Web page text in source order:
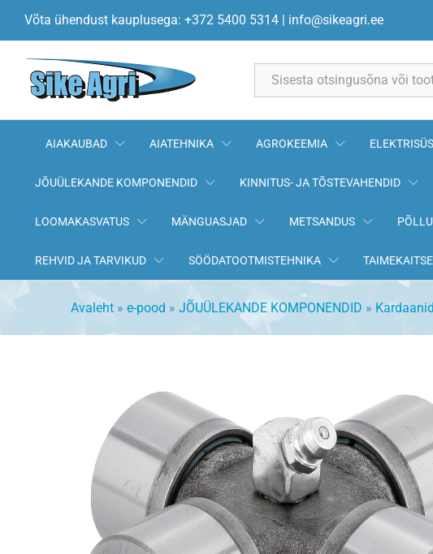
Võta ühendust kauplusega: +372 5400 5314 | info@sikeagri.ee
AIAKAUBAD AIATEHNIKA AGROKEEMIA
JÕUÜLEKANDE KOMPONENDID KINNITUS- JA TÕSTEVAHENDID
LOOMAKASVATUS MÄNGUASJAD METSANDUS
REHVID JA TARVIKUD SÖÖDATOOTMISTEHNIKA
Avaleht » e-pood » JÕUÜLEKANDE KOMPONENDID »
Kardaanirist 22x54,8mm (403 , AW10)